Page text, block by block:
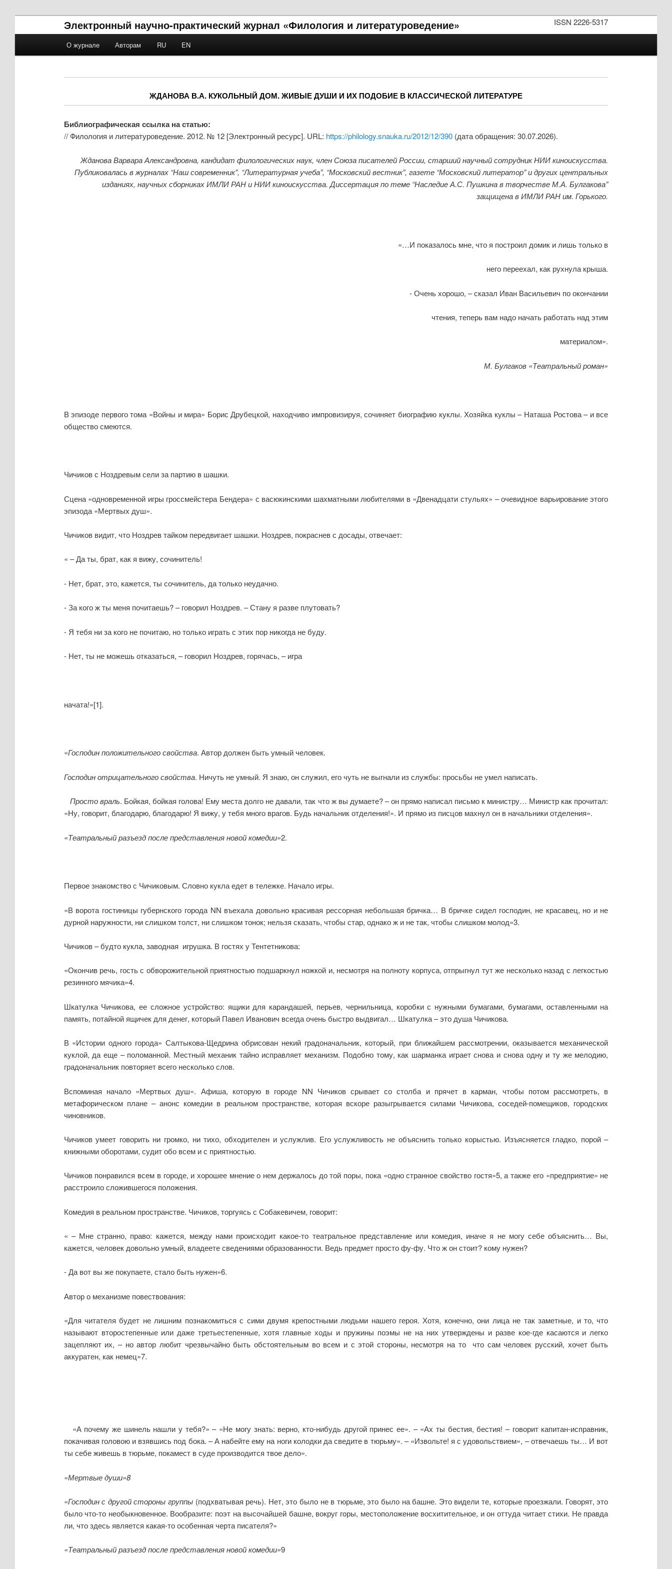
ISSN 2226-5317
Электронный научно-практический журнал «Филология и литературоведение»
Skip to primary content
Skip to secondary content
О журнале Авторам RU EN
ЖДАНОВА В.А. КУКОЛЬНЫЙ ДОМ. ЖИВЫЕ ДУШИ И ИХ ПОДОБИЕ В КЛАССИЧЕСКОЙ ЛИТЕРАТУРЕ
Библиографическая ссылка на статью:
// Филология и литературоведение. 2012. № 12 [Электронный ресурс]. URL: https://philology.snauka.ru/2012/12/390(дата обращения: 30.07.2026).
Жданова Варвара Александровна,кандидат филологических наук, член Союза писателей России, старший научный сотрудник НИИ киноискусства.
Публиковалась в журналах “Наш современник”, “Литературная учеба”, “Московский вестник”, газете “Московский литератор” и других центральных
изданиях, научных сборниках ИМЛИ РАН и НИИ киноискусства. Диссертация по теме “Наследие А.С. Пушкина в творчестве М.А. Булгакова”
защищена в ИМЛИ РАН им. Горького.
«…И показалось мне, что я построил домик и лишь только в
него переехал, как рухнула крыша.
- Очень хорошо, – сказал Иван Васильевич по окончании
чтения, теперь вам надо начать работать над этим
материалом».
М. Булгаков «Театральный роман»
В эпизоде первого тома «Войны и мира» Борис Друбецкой, находчиво импровизируя, сочиняет биографию куклы. Хозяйка куклы – Наташа Ростова – и все
общество смеются.
Чичиков с Ноздревым сели за партию в шашки.
Сцена «одновременной игры гроссмейстера Бендера» с васюкинскими шахматными любителями в «Двенадцати стульях» – очевидное варьирование этого
эпизода «Мертвых душ».
Чичиков видит, что Ноздрев тайком передвигает шашки. Ноздрев, покраснев с досады, отвечает:
« – Да ты, брат, как я вижу, сочинитель!
- Нет, брат, это, кажется, ты сочинитель, да только неудачно.
- За кого ж ты меня почитаешь? – говорил Ноздрев. – Стану я разве плутовать?
- Я тебя ни за кого не почитаю, но только играть с этих пор никогда не буду.
- Нет, ты не можешь отказаться, – говорил Ноздрев, горячась, – игра
начата!»[1].
«Господин положительного свойства. Автор должен быть умный человек.
Господин отрицательного свойства. Ничуть не умный. Я знаю, он служил, его чуть не выгнали из службы: просьбы не умел написать.
Просто враль. Бойкая, бойкая голова! Ему места долго не давали, так что ж вы думаете? – он прямо написал письмо к министру… Министр как прочитал:
«Ну, говорит, благодарю, благодарю! Я вижу, у тебя много врагов. Будь начальник отделения!». И прямо из писцов махнул он в начальники отделения».
«Театральный разъезд после представления новой комедии»2.
Первое знакомство с Чичиковым. Словно кукла едет в тележке. Начало игры.
«В ворота гостиницы губернского города NN въехала довольно красивая рессорная небольшая бричка… В бричке сидел господин, не красавец, но и не
дурной наружности, ни слишком толст, ни слишком тонок; нельзя сказать, чтобы стар, однако ж и не так, чтобы слишком молод»3.
Чичиков – будто кукла, заводная игрушка. В гостях у Тентетникова:
«Окончив речь, гость с обворожительной приятностью подшаркнул ножкой и, несмотря на полноту корпуса, отпрыгнул тут же несколько назад с легкостью
резинного мячика»4.
Шкатулка Чичикова, ее сложное устройство: ящики для карандашей, перьев, чернильница, коробки с нужными бумагами, бумагами, оставленными на
память, потайной ящичек для денег, который Павел Иванович всегда очень быстро выдвигал… Шкатулка – это душа Чичикова.
В «Истории одного города» Салтыкова-Щедрина обрисован некий градоначальник, который, при ближайшем рассмотрении, оказывается механической
куклой, да еще – поломанной. Местный механик тайно исправляет механизм. Подобно тому, как шарманка играет снова и снова одну и ту же мелодию,
градоначальник повторяет всего несколько слов.
Вспоминая начало «Мертвых душ». Афиша, которую в городе NN Чичиков срывает со столба и прячет в карман, чтобы потом рассмотреть, в
метафорическом плане – анонс комедии в реальном пространстве, которая вскоре разыгрывается силами Чичикова, соседей-помещиков, городских
чиновников.
Чичиков умеет говорить ни громко, ни тихо, обходителен и услужлив. Его услужливость не объяснить только корыстью. Изъясняется гладко, порой –
книжными оборотами, судит обо всем и с приятностью.
Чичиков понравился всем в городе, и хорошее мнение о нем держалось до той поры, пока «одно странное свойство гостя»5, а также его «предприятие» не
расстроило сложившегося положения.
Комедия в реальном пространстве. Чичиков, торгуясь с Собакевичем, говорит:
« – Мне странно, право: кажется, между нами происходит какое-то театральное представление или комедия, иначе я не могу себе объяснить… Вы,
кажется, человек довольно умный, владеете сведениями образованности. Ведь предмет просто фу-фу. Что ж он стоит? кому нужен?
- Да вот вы же покупаете, стало быть нужен»6.
Автор о механизме повествования:
«Для читателя будет не лишним познакомиться с сими двумя крепостными людьми нашего героя. Хотя, конечно, они лица не так заметные, и то, что
называют второстепенные или даже третьестепенные, хотя главные ходы и пружины поэмы не на них утверждены и разве кое-где касаются и легко
зацепляют их, – но автор любит чрезвычайно быть обстоятельным во всем и с этой стороны, несмотря на то что сам человек русский, хочет быть
аккуратен, как немец»7.
«А почему же шинель нашли у тебя?» – «Не могу знать: верно, кто-нибудь другой принес ее». – «Ах ты бестия, бестия! – говорит капитан-исправник,
покачивая головою и взявшись под бока. – А набейте ему на ноги колодки да сведите в тюрьму». – «Извольте! я с удовольствием», – отвечаешь ты… И вот
ты себе живешь в тюрьме, покамест в суде производится твое дело».
«Мертвые души»8
«Господин с другой стороны группы (подхватывая речь). Нет, это было не в тюрьме, это было на башне. Это видели те, которые проезжали. Говорят, это
было что-то необыкновенное. Вообразите: поэт на высочайшей башне, вокруг гoры, местоположение восхитительное, и он оттуда читает стихи. Не правда
ли, что здесь является какая-то особенная черта писателя?»
«Театральный разъезд после представления новой комедии»9